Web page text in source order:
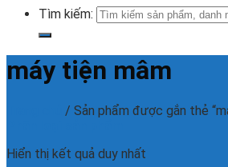
Tìm kiếm:
máy tiện mâm
/ Sản phẩm được gắn thẻ
Hiển thị kết quả duy nhất